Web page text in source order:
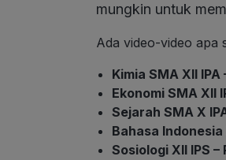
mungkin untuk
Ada video-video apa
Kimia SMA XII
Ekonomi SMA XII
Sejarah SMA X
Bahasa Indonesia
Sosiologi XII IPS